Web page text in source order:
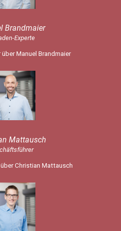
Brandmaier
Experte
über Manuel Brandmaier
Mattausch
Christian Mattausch